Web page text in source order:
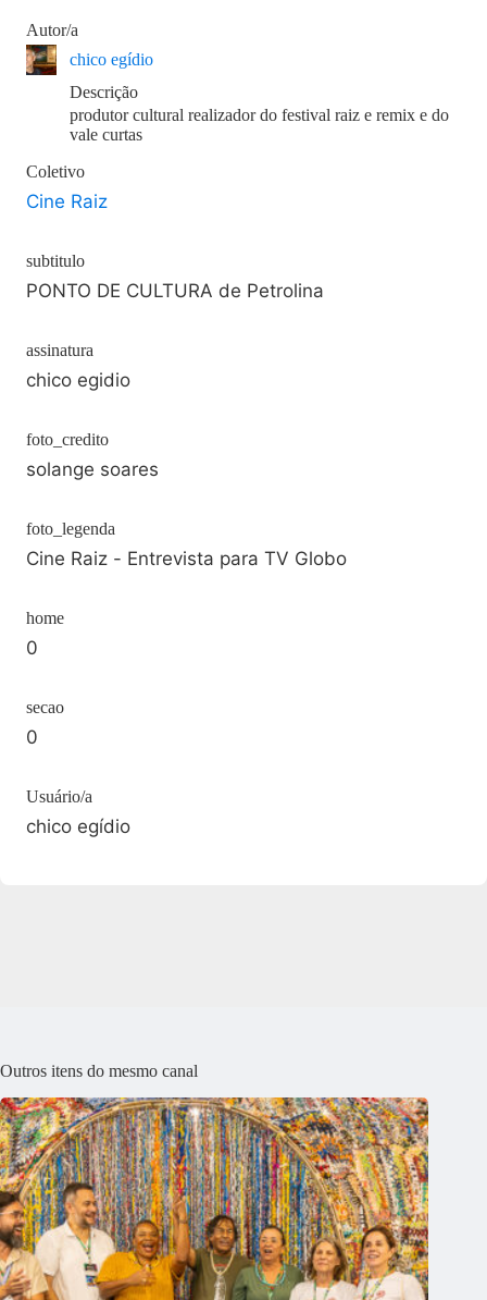
Autor/a
chico egídio
Descrição
produtor cultural realizador do festival raiz e remix e do
vale curtas
Coletivo
Cine Raiz
subtitulo
PONTO DE CULTURA de Petrolina
assinatura
chico egidio
foto_credito
solange soares
foto_legenda
Cine Raiz - Entrevista para TV Globo
home
0
secao
0
Usuário/a
chico egídio
Outros itens do mesmo canal